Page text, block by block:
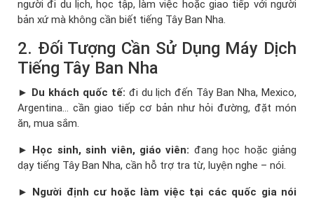
người đi du lịch, học tập, làm việc hoặc giao tiếp với người
bản xứ mà không cần biết tiếng Tây Ban Nha.
2. Đối Tượng Cần Sử Dụng Máy Dịch
Tiếng Tây Ban Nha
► Du khách quốc tế: đi du lịch đến Tây Ban Nha, Mexico,
Argentina… cần giao tiếp cơ bản như hỏi đường, đặt món
ăn, mua sắm.
► Học sinh, sinh viên, giáo viên: đang học hoặc giảng
dạy tiếng Tây Ban Nha, cần hỗ trợ tra từ, luyện nghe – nói.
► Người định cư hoặc làm việc tại các quốc gia nói